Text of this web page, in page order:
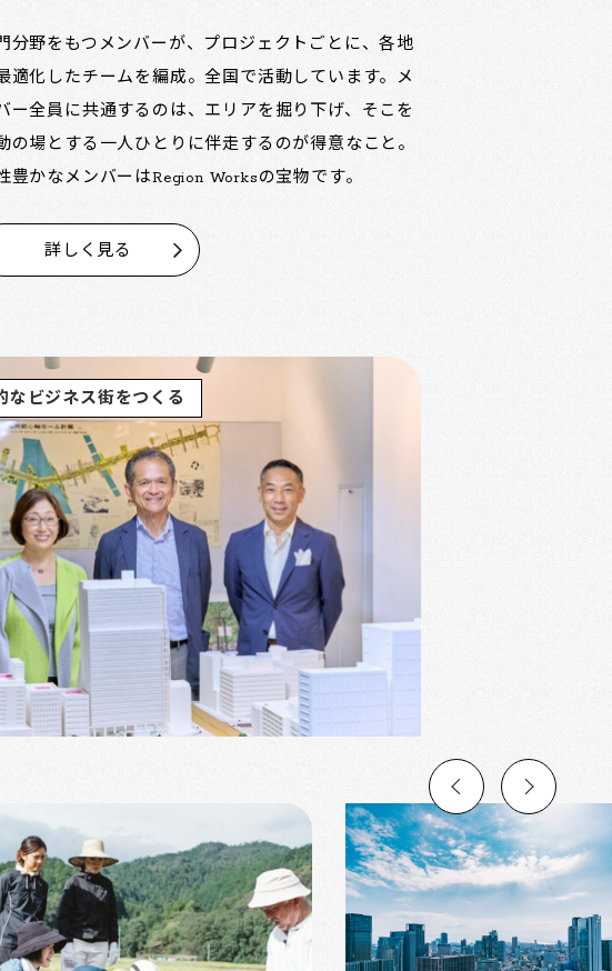
分野をもつメンバーが、プロジェクトごとに、各地
適化したチームを編成。全国で活動しています。メ
ー全員に共通するのは、エリアを掘り下げ、そこを
の場とする一人ひとりに伴走するのが得意なこと。
豊かなメンバーはRegion Worksの宝物です。
詳しく見る
なビジネス街をつくる